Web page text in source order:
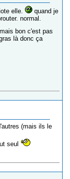
elle.
quand je
normal.
bon c'est pas
là donc ça
(mais ils le
seul